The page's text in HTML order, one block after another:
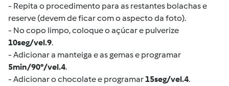
- Repita o procedimento para as restantes bolachas e
reserve (devem de ficar com o aspecto da foto).
- No copo limpo, coloque o açúcar e pulverize
10seg/vel.9.
- Adicionar a manteiga e as gemas e programar
5min/90°/vel.4.
- Adicionar o chocolate e programar 15seg/vel.4.